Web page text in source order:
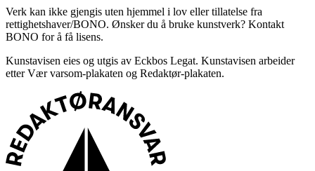
Verk kan ikke gjengis uten hjemmel i lov eller tillatelse fra
rettighetshaver/BONO. Ønsker du å bruke kunstverk? Kontakt
BONO for å få lisens.
Kunstavisen eies og utgis av Eckbos Legat. Kunstavisen arbeider
etter Vær varsom-plakaten og Redaktør-plakaten.